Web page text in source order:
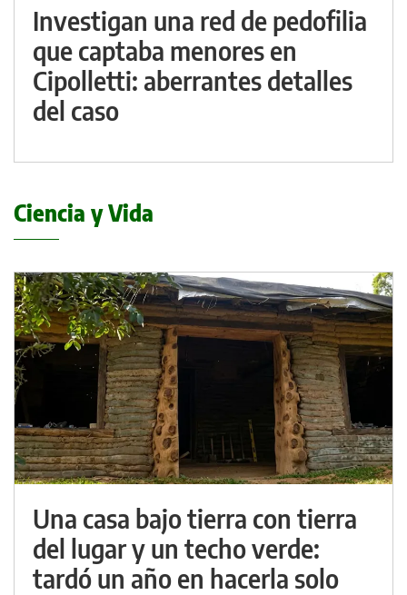
Investigan una red de pedofilia
que captaba menores en
Cipolletti: aberrantes detalles
del caso
Ciencia y Vida
Una casa bajo tierra con tierra
del lugar y un techo verde:
tardó un año en hacerla solo